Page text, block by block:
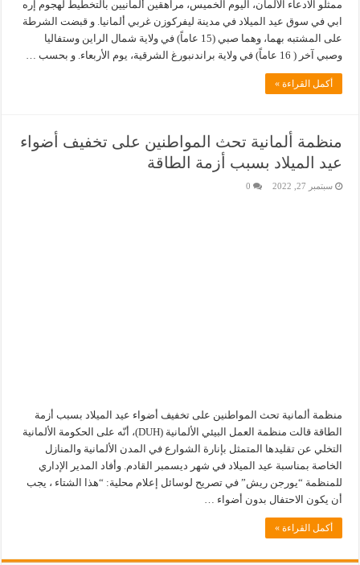
ممثلو الادعاء الألمان، اليوم الخميس، مراهقين ألمانيين بالتخطيط لهجوم إره
ابي في سوق عيد الميلاد في مدينة ليفركوزن غربي ألمانيا. و قبضت الشرطة
على المشتبه بهما، وهما صبي (15 عاماً) في ولاية شمال الراين وستفاليا
وصبي آخر ( 16 عاماً) في ولاية براندنبورغ الشرقية، يوم الأربعاء. و بحسب …
أكمل القراءة »
منظمة ألمانية تحث المواطنين على تخفيف أضواء
عيد الميلاد بسبب أزمة الطاقة
سبتمبر 27, 2022 0
منظمة ألمانية تحث المواطنين على تخفيف أضواء عيد الميلاد بسبب أزمة
الطاقة قالت منظمة العمل البيئي الألمانية (DUH)، أنّه على الحكومة الألمانية
التخلي عن تقليدها المتمثل بإنارة الشوارع في المدن الألمانية والمنازل
الخاصة بمناسبة عيد الميلاد في شهر ديسمبر القادم. وأفاد المدير الإداري
للمنظمة “يورجن ريش” في تصريح لوسائل إعلام محلية: “هذا الشتاء ، يجب
أن يكون الاحتفال بدون أضواء …
أكمل القراءة »